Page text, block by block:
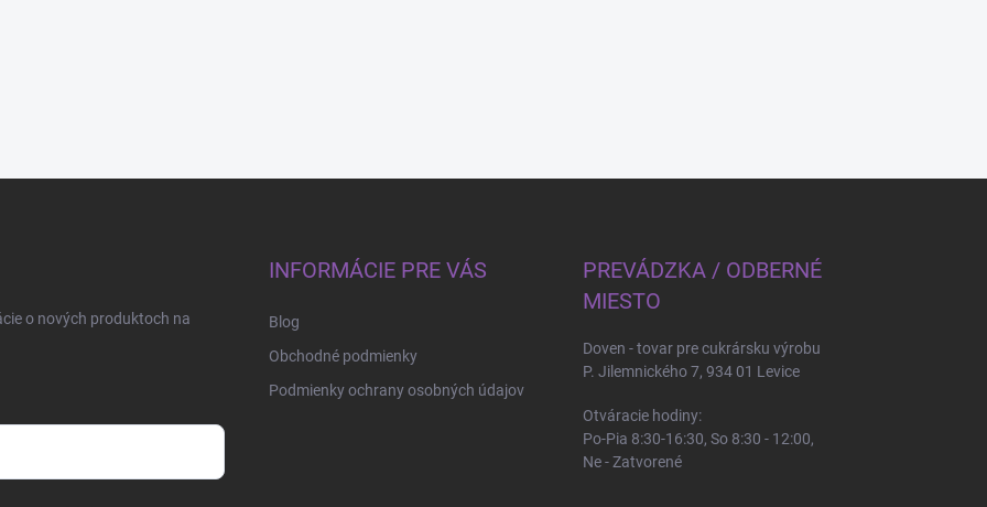
o nových produktoch na
INFORMÁCIE PRE VÁS
Blog
Obchodné podmienky
Podmienky ochrany osobných údajov
PREVÁDZKA / ODBERNÉ
MIESTO
Doven - tovar pre cukrársku výrobu
P. Jilemnického 7, 934 01 Levice
Otváracie hodiny:
Po-Pia 8:30-16:30, So 8:30 - 12:00,
Ne - Zatvorené